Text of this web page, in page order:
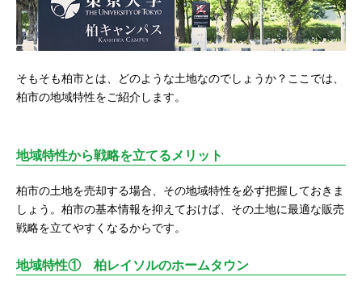
そもそも柏市とは、どのような土地なのでしょうか？ここでは、
柏市の地域特性をご紹介します。
地域特性から戦略を立てるメリット
柏市の土地を売却する場合、その地域特性を必ず把握しておきま
しょう。柏市の基本情報を抑えておけば、その土地に最適な販売
戦略を立てやすくなるからです。
地域特性① 柏レイソルのホームタウン